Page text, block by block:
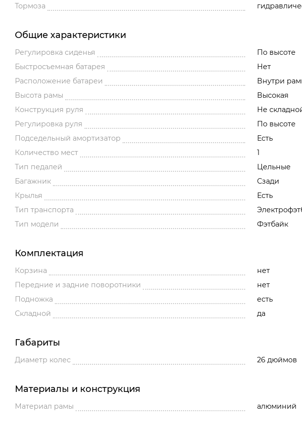
Тормоза
Общие характеристики
Регулировка сиденья
По высоте
Быстросъемная батарея
Нет
Расположение батареи
Внутри
Высота рамы
Высокая
Конструкция руля
Не
Регулировка руля
По высоте
Подседельный амортизатор
Есть
Количество мест
1
Тип педалей
Цельные
Багажник
Сзади
Крылья
Есть
Тип транспорта
Тип модели
Фэтбайк
Комплектация
Корзина
нет
Передние и задние поворотники
нет
Подножка
есть
Складной
да
Габариты
Диаметр колес 26 дюймов
Материалы и конструкция
Материал рамы алюминий